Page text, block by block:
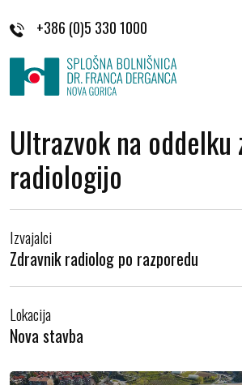
+386 (0)5 330 1000
Ultrazvok na oddelku
radiologijo
Izvajalci
Zdravnik radiolog po razporedu
Lokacija
Nova stavba